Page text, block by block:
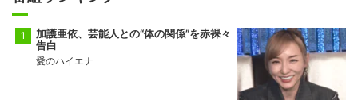
加護亜依、芸能人との“体の関係”を赤裸々
告白
愛のハイエナ